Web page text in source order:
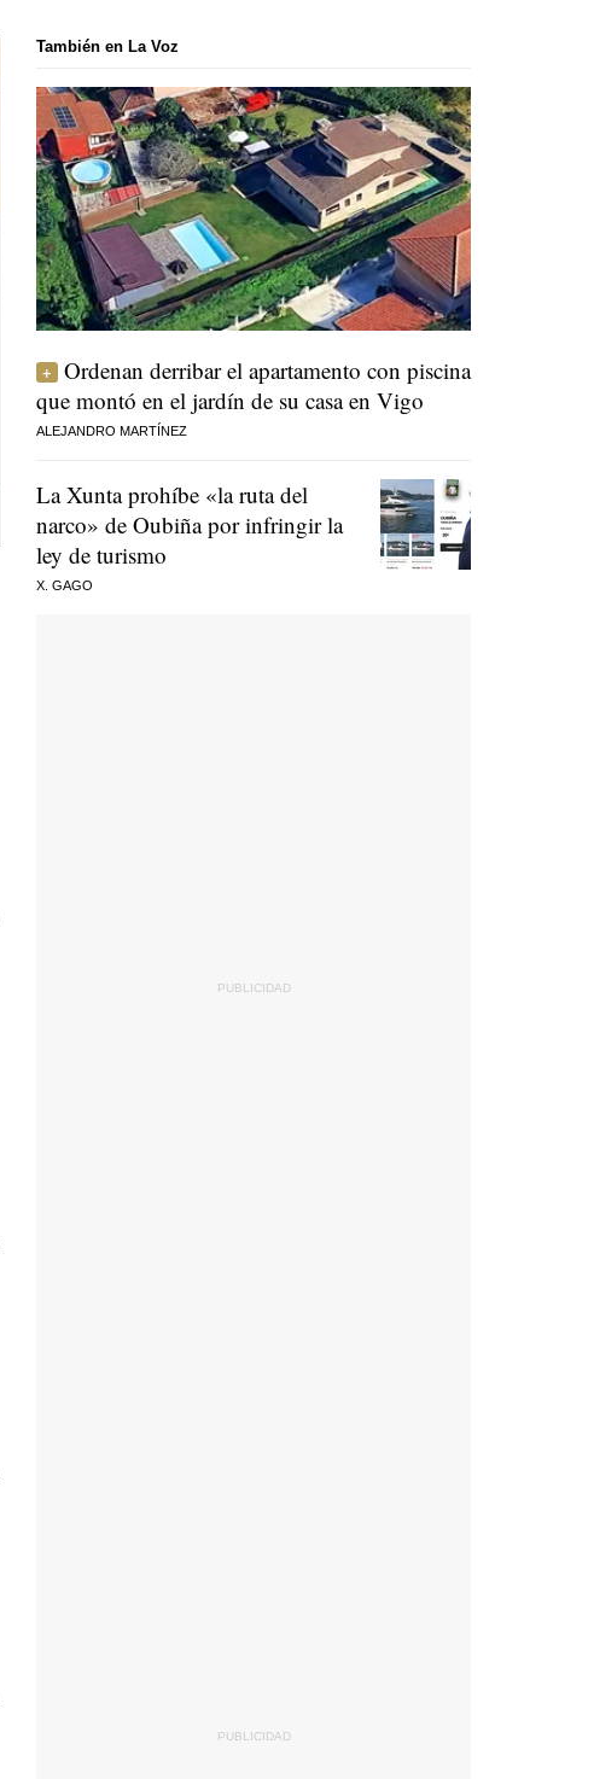
También en La Voz
Ordenan derribar el apartamento con piscina
que montó en el jardín de su casa en Vigo
ALEJANDRO MARTÍNEZ
La Xunta prohíbe «la ruta del
narco» de Oubiña por infringir la
ley de turismo
X. GAGO